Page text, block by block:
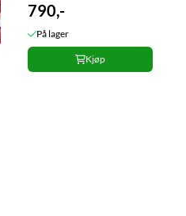
790,-
På lager
Kjøp